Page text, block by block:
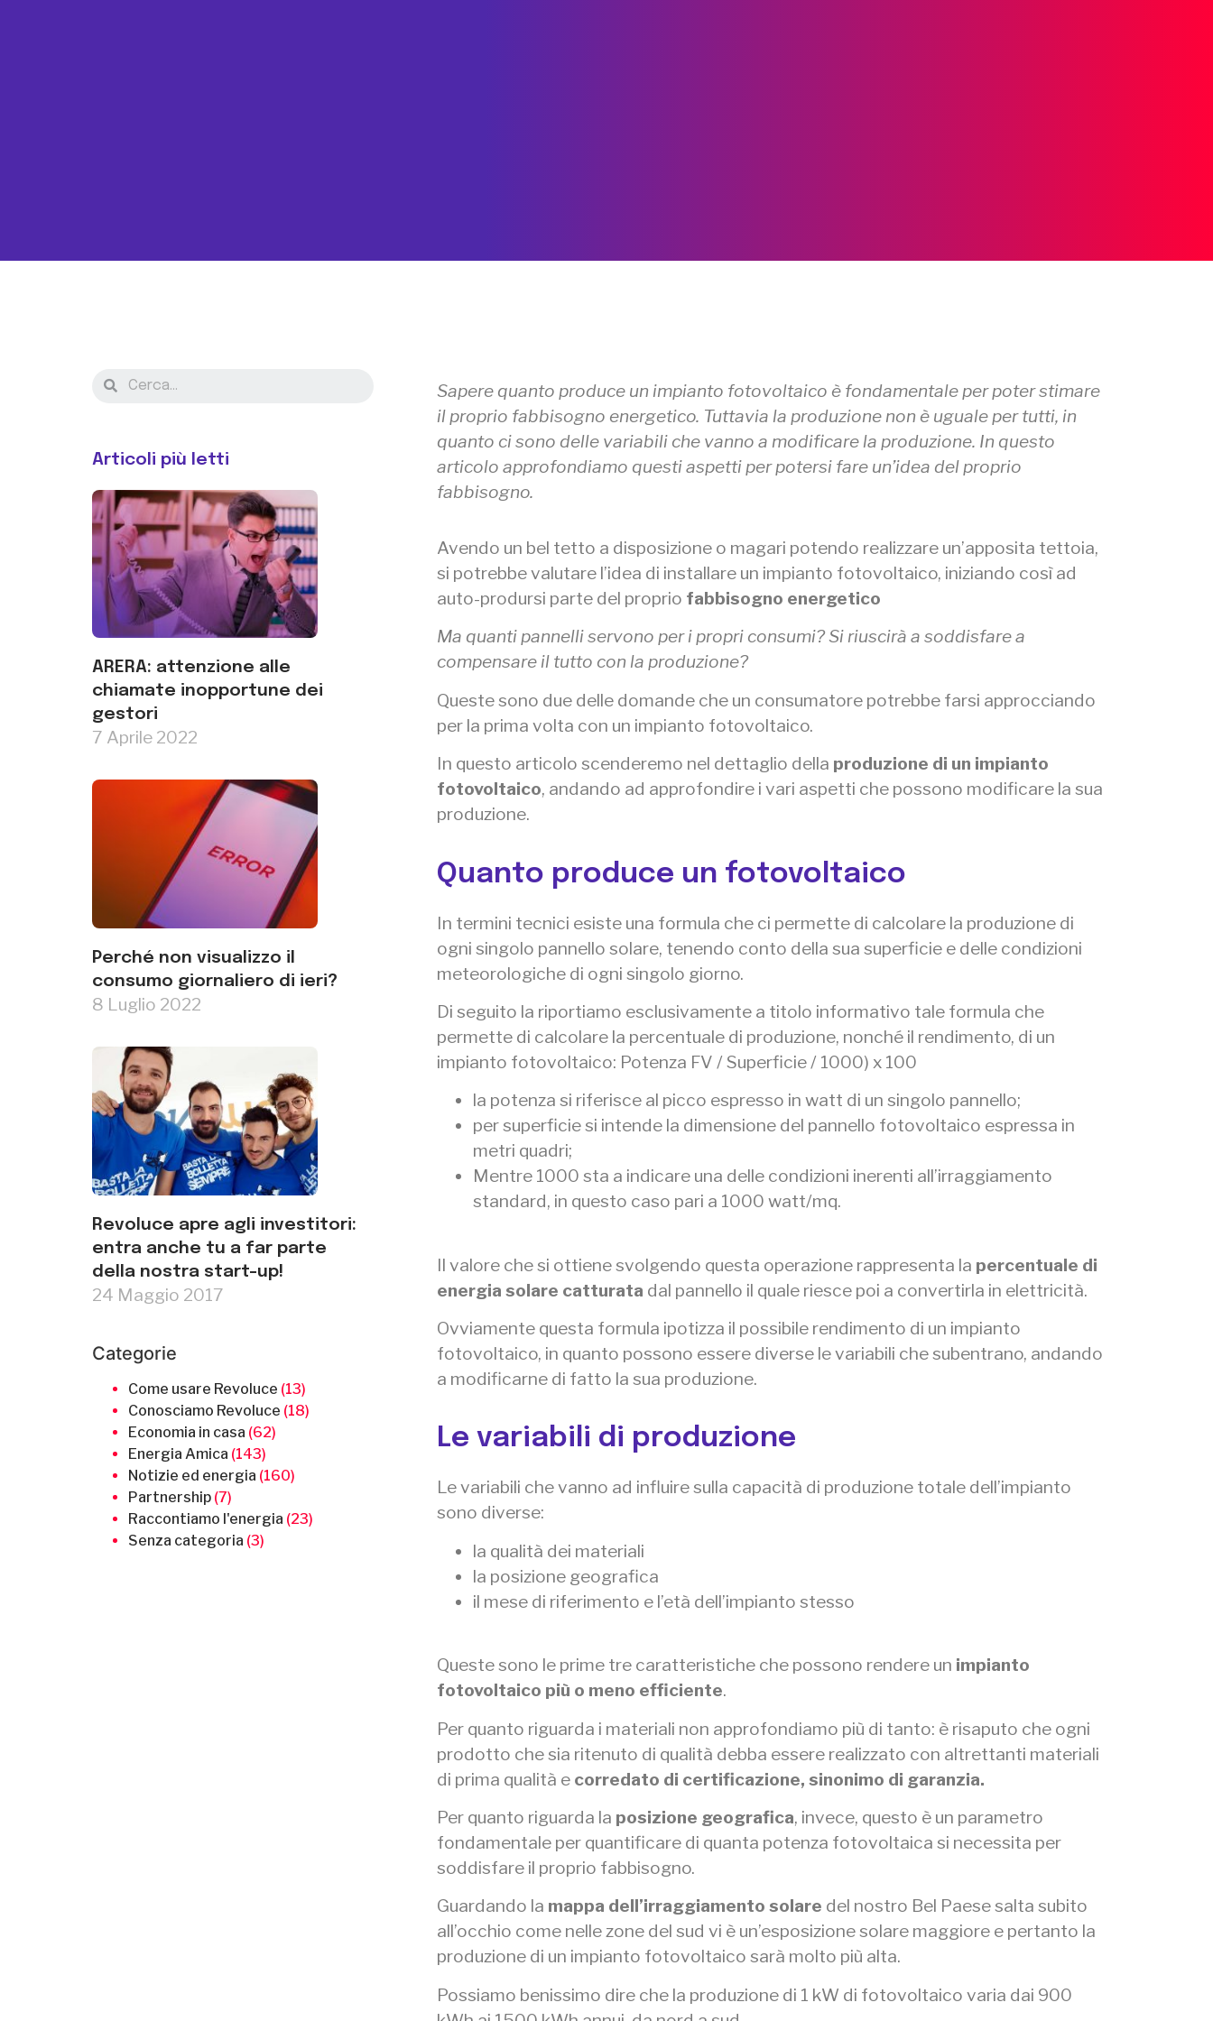
Articoli più letti
ARERA: attenzione alle
chiamate inopportune dei
gestori
7 Aprile 2022
Perché non visualizzo il
consumo giornaliero di ieri?
8 Luglio 2022
Revoluce apre agli investitori:
entra anche tu a far parte
della nostra start-up!
24 Maggio 2017
Categorie
Come usare Revoluce (13)
Conosciamo Revoluce (18)
Economia in casa (62)
Energia Amica (143)
Notizie ed energia (160)
Partnership (7)
Raccontiamo l'energia (23)
Senza categoria (3)
Sapere quanto produce un impianto fotovoltaico è fondamentale per poter stimare
il proprio fabbisogno energetico. Tuttavia la produzione non è uguale per tutti, in
quanto ci sono delle variabili che vanno a modificare la produzione. In questo
articolo approfondiamo questi aspetti per potersi fare un’idea del proprio
fabbisogno.
Avendo un bel tetto a disposizione o magari potendo realizzare un’apposita tettoia,
si potrebbe valutare l’idea di installare un impianto fotovoltaico, iniziando così ad
auto-prodursi parte del proprio fabbisogno energetico
Ma quanti pannelli servono per i propri consumi? Si riuscirà a soddisfare a
compensare il tutto con la produzione?
Queste sono due delle domande che un consumatore potrebbe farsi approcciando
per la prima volta con un impianto fotovoltaico.
In questo articolo scenderemo nel dettaglio della produzione di un impianto
fotovoltaico, andando ad approfondire i vari aspetti che possono modificare la sua
produzione.
Quanto produce un fotovoltaico
In termini tecnici esiste una formula che ci permette di calcolare la produzione di
ogni singolo pannello solare, tenendo conto della sua superficie e delle condizioni
meteorologiche di ogni singolo giorno.
Di seguito la riportiamo esclusivamente a titolo informativo tale formula che
permette di calcolare la percentuale di produzione, nonché il rendimento, di un
impianto fotovoltaico: Potenza FV / Superficie / 1000) x 100
la potenza si riferisce al picco espresso in watt di un singolo pannello;
per superficie si intende la dimensione del pannello fotovoltaico espressa in
metri quadri;
Mentre 1000 sta a indicare una delle condizioni inerenti all’irraggiamento
standard, in questo caso pari a 1000 watt/mq.
Il valore che si ottiene svolgendo questa operazione rappresenta la percentuale di
energia solare catturata dal pannello il quale riesce poi a convertirla in elettricità.
Ovviamente questa formula ipotizza il possibile rendimento di un impianto
fotovoltaico, in quanto possono essere diverse le variabili che subentrano, andando
a modificarne di fatto la sua produzione.
Le variabili di produzione
Le variabili che vanno ad influire sulla capacità di produzione totale dell’impianto
sono diverse:
la qualità dei materiali
la posizione geografica
il mese di riferimento e l’età dell’impianto stesso
Queste sono le prime tre caratteristiche che possono rendere un impianto
fotovoltaico più o meno efficiente.
Per quanto riguarda i materiali non approfondiamo più di tanto: è risaputo che ogni
prodotto che sia ritenuto di qualità debba essere realizzato con altrettanti materiali
di prima qualità e corredato di certificazione, sinonimo di garanzia.
Per quanto riguarda la posizione geografica, invece, questo è un parametro
fondamentale per quantificare di quanta potenza fotovoltaica si necessita per
soddisfare il proprio fabbisogno.
Guardando la mappa dell’irraggiamento solare del nostro Bel Paese salta subito
all’occhio come nelle zone del sud vi è un’esposizione solare maggiore e pertanto la
produzione di un impianto fotovoltaico sarà molto più alta.
Possiamo benissimo dire che la produzione di 1 kW di fotovoltaico varia dai 900